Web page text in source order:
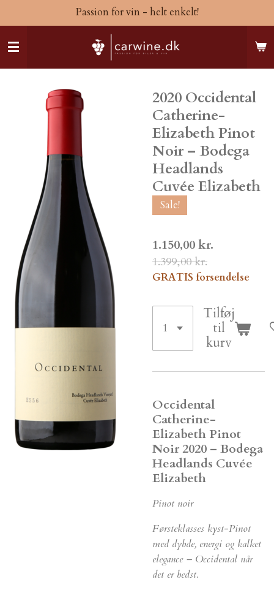
til
hovedindhold
Passion for vin - helt enkelt!
2020 Occidental
Catherine-
Elizabeth Pinot
Noir – Bodega
Headlands
Cuvée Elizabeth
Sale!
1.150,00 kr.
1.399,00 kr.
GRATIS forsendelse
Tilføj
til
kurv
Occidental
Catherine-
Elizabeth Pinot
Noir 2020 – Bodega
Headlands Cuvée
Elizabeth
Pinot noir
Førsteklasses kyst-Pinot
med dybde, energi og kalket
elegance – Occidental når
det er bedst.